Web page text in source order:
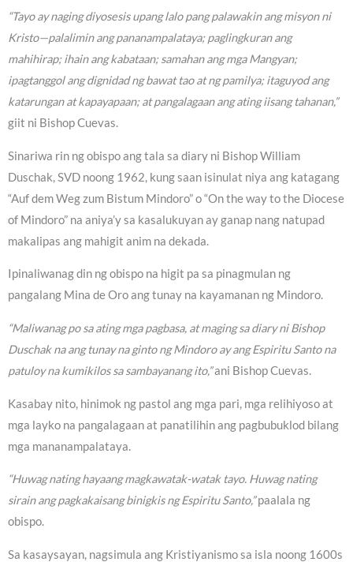
“Tayo ay naging diyosesis upang lalo pang palawakin ang misyon ni
Kristo—palalimin ang pananampalataya; paglingkuran ang
mahihirap; ihain ang kabataan; samahan ang mga Mangyan;
ipagtanggol ang dignidad ng bawat tao at ng pamilya; itaguyod ang
katarungan at kapayapaan; at pangalagaan ang ating iisang tahanan,”
giit ni Bishop Cuevas.
Sinariwa rin ng obispo ang tala sa diary ni Bishop William
Duschak, SVD noong 1962, kung saan isinulat niya ang katagang
“Auf dem Weg zum Bistum Mindoro” o “On the way to the Diocese
of Mindoro” na aniya’y sa kasalukuyan ay ganap nang natupad
makalipas ang mahigit anim na dekada.
Ipinaliwanag din ng obispo na higit pa sa pinagmulan ng
pangalang Mina de Oro ang tunay na kayamanan ng Mindoro.
“Maliwanag po sa ating mga pagbasa, at maging sa diary ni Bishop
Duschak na ang tunay na ginto ng Mindoro ay ang Espiritu Santo na
patuloy na kumikilos sa sambayanang ito,”ani Bishop Cuevas.
Kasabay nito, hinimok ng pastol ang mga pari, mga relihiyoso at
mga layko na pangalagaan at panatilihin ang pagbubuklod bilang
mga mananampalataya.
“Huwag nating hayaang magkawatak-watak tayo. Huwag nating
sirain ang pagkakaisang binigkis ng Espiritu Santo,”paalala ng
obispo.
Sa kasaysayan, nagsimula ang Kristiyanismo sa isla noong 1600s